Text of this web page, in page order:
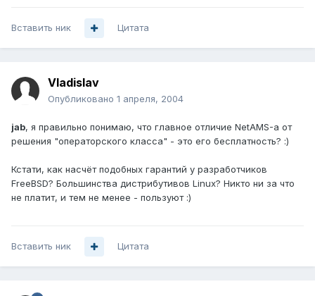
Вставить ник Цитата
Vladislav
Опубликовано 1 апреля, 2004
jab, я правильно понимаю, что главное отличие NetAMS-а от
решения "операторского класса" - это его бесплатность? :)
Кстати, как насчёт подобных гарантий у разработчиков
FreeBSD? Большинства дистрибутивов Linux? Никто ни за что
не платит, и тем не менее - пользуют :)
Вставить ник Цитата